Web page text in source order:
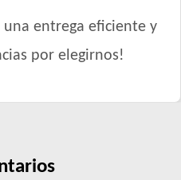
una entrega eficiente y
por elegirnos!